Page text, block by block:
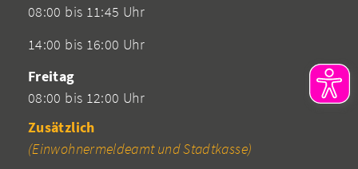
08:00 bis 11:45 Uhr
14:00 bis 16:00 Uhr
Freitag
08:00 bis 12:00 Uhr
Zusätzlich
(Einwohnermeldeamt und Stadtkasse)